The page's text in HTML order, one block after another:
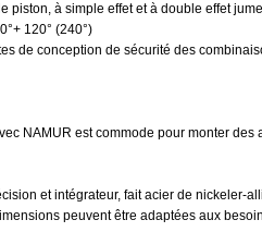
piston, à simple effet et à double effet
120° (240°)
de conception de sécurité des
NAMUR est commode pour monter
et intégrateur, fait acier de nickeler-
peuvent être adaptées aux